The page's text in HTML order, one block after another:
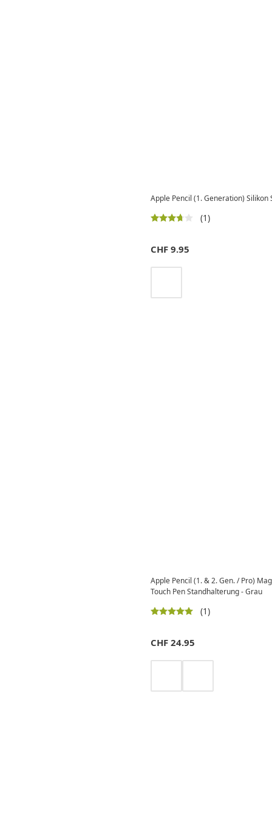
Apple Pencil (1. Generation)
(1)
CHF 9.95
Apple Pencil (1. & 2. Gen. / Pro)
Touch Pen Standhalterung - Grau
(1)
CHF 24.95